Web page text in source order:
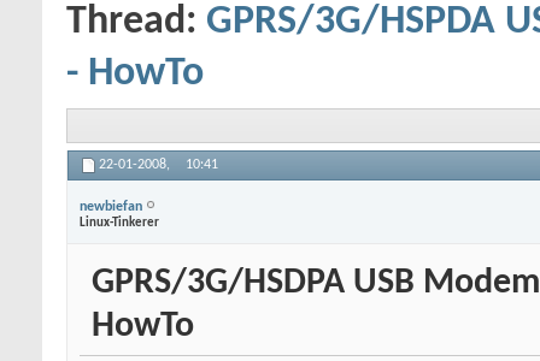
Thread: GPRS/3G/HSPDA
- HowTo
22-01-2008, 10:41
newbiefan
Linux-Tinkerer
GPRS/3G/HSDPA USB
HowTo